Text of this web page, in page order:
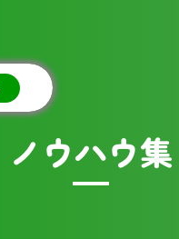
ノウハウ集